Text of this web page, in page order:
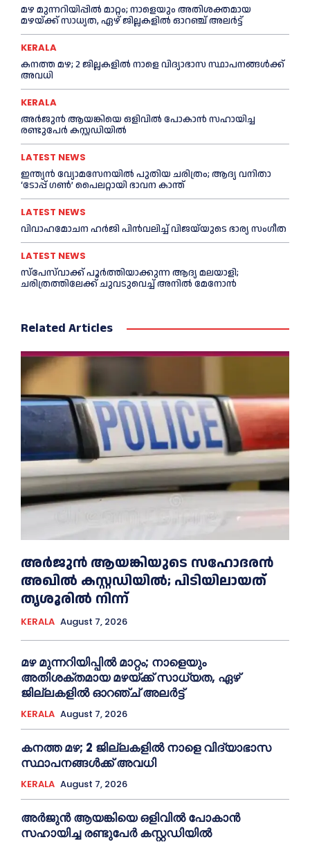
മഴ മുന്നറിയിപ്പിൽ മാറ്റം; നാളെയും അതിശക്തമായ
മഴയ്ക്ക് സാധ്യത, ഏഴ് ജില്ലകളിൽ ഓറഞ്ച് അലർട്ട്
KERALA
കനത്ത മഴ; 2 ജില്ലകളില്‍ നാളെ വിദ്യാഭാസ സ്ഥാപനങ്ങള്‍ക്ക്
അവധി
KERALA
അര്‍ജുന്‍ ആയങ്കിയെ ഒളിവില്‍ പോകാന്‍ സഹായിച്ച
രണ്ടുപേര്‍ കസ്റ്റഡിയില്‍
LATEST NEWS
ഇന്ത്യൻ വ്യോമസേനയില്‍ പുതിയ ചരിത്രം; ആദ്യ വനിതാ
‘ടോപ്പ് ഗണ്‍’ പൈലറ്റായി ഭാവന കാന്ത്
LATEST NEWS
വിവാഹമോചന ഹര്‍ജി പിൻവലിച്ച്‌ വിജയ്‌യുടെ ഭാര്യ സംഗീത
LATEST NEWS
സ്‌പേസ്‌വാക്ക് പൂര്‍ത്തിയാക്കുന്ന ആദ്യ മലയാളി;
ചരിത്രത്തിലേക്ക് ചുവടുവെച്ച്‌ അനില്‍ മേനോൻ
Related Articles
അര്‍ജുന്‍ ആയങ്കിയുടെ സഹോദരന്‍
അഖില്‍ കസ്റ്റഡിയില്‍; പിടിയിലായത്
തൃശൂരില്‍ നിന്ന്
KERALA August 7, 2026
മഴ മുന്നറിയിപ്പിൽ മാറ്റം; നാളെയും
അതിശക്തമായ മഴയ്ക്ക് സാധ്യത, ഏഴ്
ജില്ലകളിൽ ഓറഞ്ച് അലർട്ട്
KERALA August 7, 2026
കനത്ത മഴ; 2 ജില്ലകളില്‍ നാളെ വിദ്യാഭാസ
സ്ഥാപനങ്ങള്‍ക്ക് അവധി
KERALA August 7, 2026
അര്‍ജുന്‍ ആയങ്കിയെ ഒളിവില്‍ പോകാന്‍
സഹായിച്ച രണ്ടുപേര്‍ കസ്റ്റഡിയില്‍